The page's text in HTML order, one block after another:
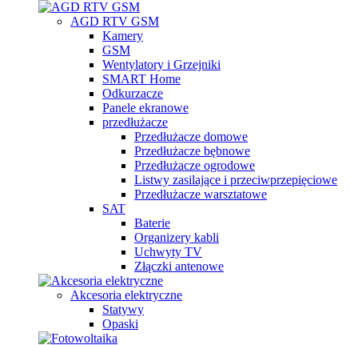
AGD RTV GSM
Kamery
GSM
Wentylatory i Grzejniki
SMART Home
Odkurzacze
Panele ekranowe
przedłużacze
Przedłużacze domowe
Przedłużacze bębnowe
Przedłużacze ogrodowe
Listwy zasilające i przeciwprzepięciowe
Przedłużacze warsztatowe
SAT
Baterie
Organizery kabli
Uchwyty TV
Złączki antenowe
Akcesoria elektryczne
Statywy
Opaski